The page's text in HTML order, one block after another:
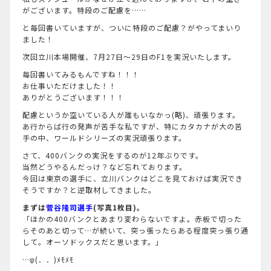
がございます。特段のご配慮を……
と毎回書いていますが、ついに特段のご配慮？がやってまいり
ました！
次回立川本場開催、7月27日～29日のF1を実況いたします。
毎回書いてみるもんですね！！！
お仕事いただけました！！
ありがとうございます！！！
配慮というか空いている人が誰もいなかっ(略)、頑張ります。
あ行からば行の発声が苦手な私ですが、特にカタカナが大の苦
手の中、ワールドシリーズの実況頑張ります。
さて、400バンクの実況をするのが12年ぶりです。
当然どうやるんだっけ？など忘れております。
今回は東京の選手に、立川バンクはどこを見ておけば実況でき
そうですか？と逆取材してきました。
まずは菅谷隆司選手(写真1枚目)。
「ほかの400バンクとあまり変わらないですよ。赤板で切った
らそのあと切って…が続いて、突っ張ったらある程度突っ張り通
して。オーソドックスだと思います。」
…φ(．．)ﾒﾓﾒﾓ